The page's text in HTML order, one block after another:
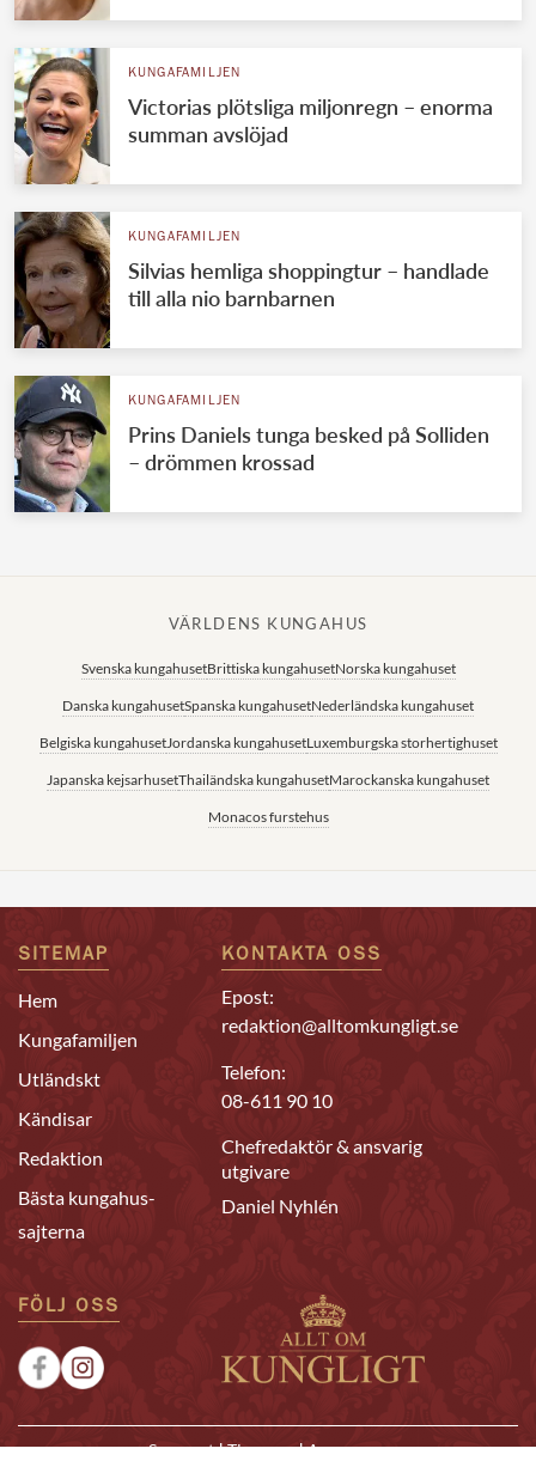
KUNGAFAMILJEN
Victorias plötsliga miljonregn – enorma
summan avslöjad
KUNGAFAMILJEN
Silvias hemliga shoppingtur – handlade
till alla nio barnbarnen
KUNGAFAMILJEN
Prins Daniels tunga besked på Solliden
– drömmen krossad
VÄRLDENS KUNGAHUS
Svenska kungahusetBrittiska kungahusetNorska kungahuset
Danska kungahusetSpanska kungahusetNederländska kungahuset
Belgiska kungahusetJordanska kungahusetLuxemburgska storhertighuset
Japanska kejsarhusetThailändska kungahusetMarockanska kungahuset
Monacos furstehus
SITEMAP
Hem
Kungafamiljen
Utländskt
Kändisar
Redaktion
Bästa kungahus-
sajterna
KONTAKTA OSS
Epost:
redaktion@alltomkungligt.se
Telefon:
08-611 90 10
Chefredaktör & ansvarig
utgivare
Daniel Nyhlén
FÖLJ OSS
Sponsrat|Tipsa oss|Annonsera